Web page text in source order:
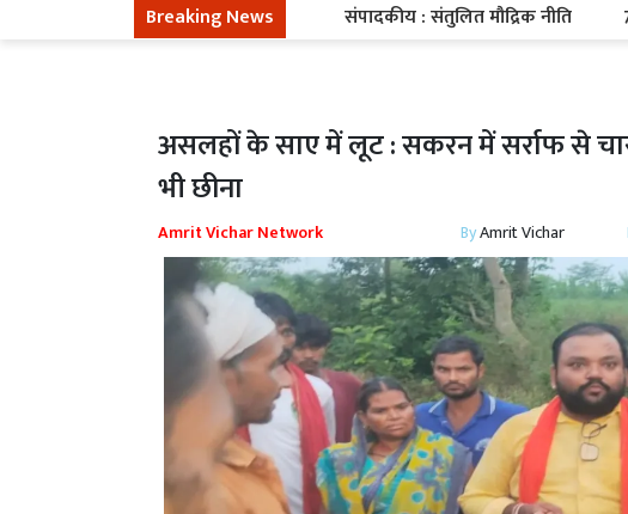
Breaking News
संपादकीय : संतुलित मौद्रिक नीति 7
असलहों के साए में लूट : सकरन में सर्राफ से
भी छीना
Amrit Vichar Network ByAmrit Vichar